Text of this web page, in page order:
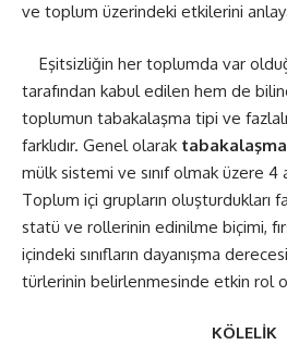
ve toplum üzerindeki etkilerini
Eşitsizliğin her toplumda var
tarafından kabul edilen hem de
toplumun tabakalaşma tipi ve
farklıdır. Genel olarak
mülk sistemi ve sınıf olmak üzere 4
Toplum içi grupların oluşturdukları
statü ve rollerinin edinilme biçimi,
içindeki sınıfların dayanışma derecesi
türlerinin belirlenmesinde etkin rol
KÖLELİK